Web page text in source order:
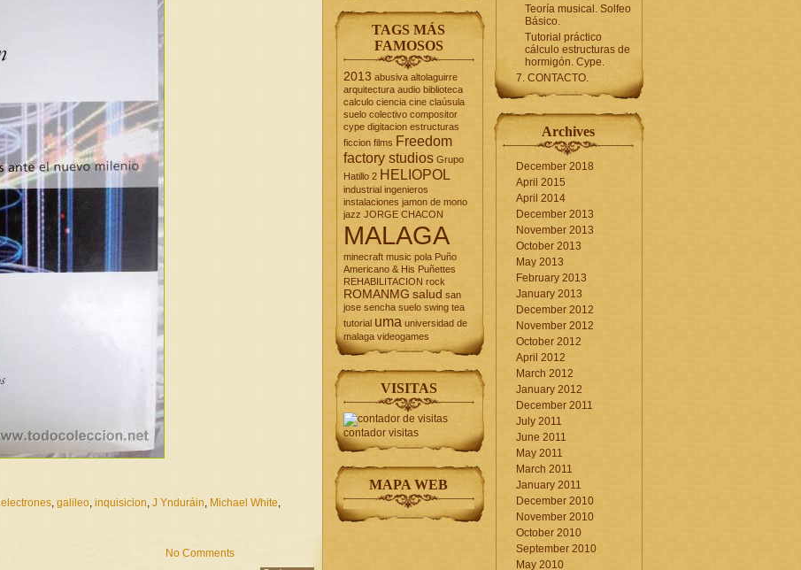
electrones, galileo, inquisicion, J Ynduráin, Michael White,
No Comments
TAGS MÁS
FAMOSOS
2013 abusiva altolaguirre
arquitectura audio biblioteca
calculo ciencia cine claúsula
suelo colectivo compositor
cype digitacion estructuras
ficcion films Freedom
factory studios Grupo
Hatillo 2 HELIOPOL
industrial ingenieros
instalaciones jamon de mono
jazz JORGE CHACON
MALAGA
minecraft music pola Puño
Americano & His Puñettes
REHABILITACION rock
ROMANMG salud san
jose sencha suelo swing tea
tutorial uma universidad de
malaga videogames
VISITAS
contador visitas
MAPA WEB
Teoría musical. Solfeo
Básico.
Tutorial práctico
cálculo estructuras de
hormigón. Cype.
7. CONTACTO.
Archives
December 2018
April 2015
April 2014
December 2013
November 2013
October 2013
May 2013
February 2013
January 2013
December 2012
November 2012
October 2012
April 2012
March 2012
January 2012
December 2011
July 2011
June 2011
May 2011
March 2011
January 2011
December 2010
November 2010
October 2010
September 2010
May 2010